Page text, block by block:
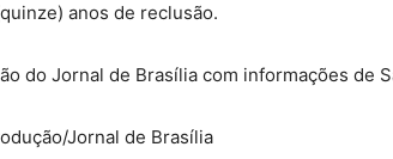
anos de reclusão.
do Jornal de Brasília com informações de
Jornal de Brasília